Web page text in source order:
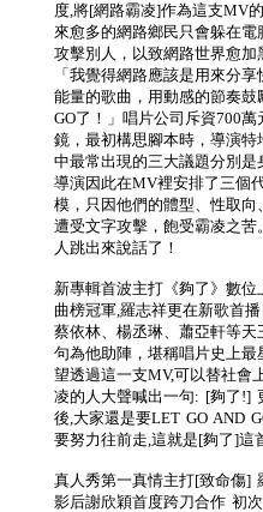
度,將[網路霸凌]作為這支MV
來愈多的網路鄉民只會躲在
攻擊別人，以致網路世界愈加
「我覺得網路應該是用來分
能量的歌曲，用動感的節奏
GO了！」唱片公司斥資700
鏡，最初構思腳本時，導演
中最常出現的三大議題分別是
導演因此在MV裡安排了三個
模，只因他們的體型、性取
遭受文字攻擊，飽受霸凌之
人跳出來說話了！
新專輯首波主打《夠了》數
曲榜冠軍,羅志祥更在新歌首
蔡依林、楊丞琳、蕭亞軒等
句為他助陣，堪稱唱片史上
望透過這一支MV,可以替社會
凌的人大聲喊出一句: [夠了!]
後,大家還是要LET GO AND
要努力往前走,這就是[夠了]這
真人秀第一真情主打[致命傷]
影后謝欣穎首度跨刀合作 初